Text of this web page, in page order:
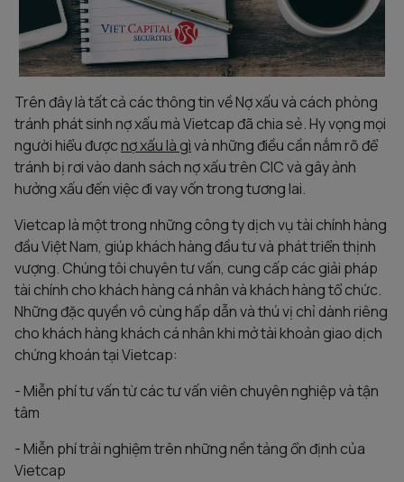
Trên đây là tất cả các thông tin về Nợ xấu và cách phòng
tránh phát sinh nợ xấu mà Vietcap đã chia sẻ. Hy vọng mọi
người hiểu đượcnợ xấu là gìvà những điều cần nắm rõ để
tránh bị rơi vào danh sách nợ xấu trên CIC và gây ảnh
hưởng xấu đến việc đi vay vốn trong tương lai.
Vietcap là một trong những công ty dịch vụ tài chính hàng
đầu Việt Nam, giúp khách hàng đầu tư và phát triển thịnh
vượng. Chúng tôi chuyên tư vấn, cung cấp các giải pháp
tài chính cho khách hàng cá nhân và khách hàng tổ chức.
Những đặc quyền vô cùng hấp dẫn và thú vị chỉ dành riêng
cho khách hàng khách cá nhân khi mở tài khoản giao dịch
chứng khoán tại Vietcap:
- Miễn phí tư vấn từ các tư vấn viên chuyên nghiệp và tận
tâm
- Miễn phí trải nghiệm trên những nền tảng ổn định của
Vietcap